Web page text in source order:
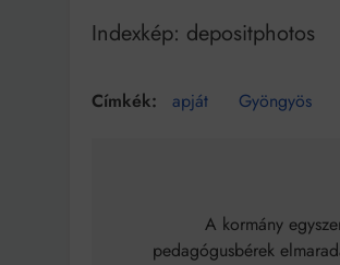
Indexkép: depositphotos
apját Gyöngyös
navigációA kormány
pedagógusbérek